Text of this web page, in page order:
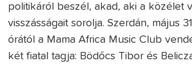
politikáról beszél, akad, aki a közélet
visszásságait sorolja. Szerdán, május
órától a Mama Africa Music Club
két fiatal tagja: Bödőcs Tibor és